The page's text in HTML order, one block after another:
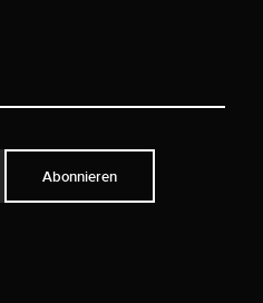
Abonnieren